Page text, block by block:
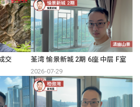
交 荃湾 愉景新城 2期 6座 中层 F室
2026-07-29